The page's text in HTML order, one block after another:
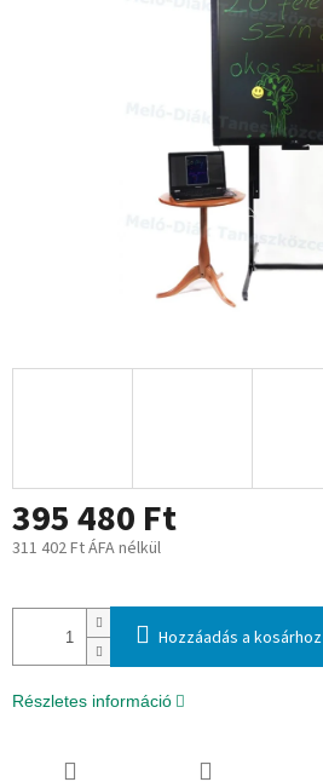
395 480 Ft
311 402 Ft ÁFA nélkül
Hozzáadás a kosárhoz
Részletes információ